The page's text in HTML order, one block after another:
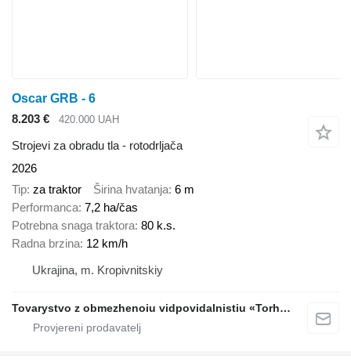
Oscar GRB - 6
8.203 €
420.000 UAH
Strojevi za obradu tla - rotodrljača
2026
Tip za traktor Širina hvatanja 6 m
Performanca 7,2 ha/čas
Potrebna snaga traktora 80 k.s.
Radna brzina 12 km/h
Ukrajina, m. Kropivnitskiy
Tovarystvo z obmezhenoiu vidpovidalnistiu «Torhovyi Dim Ahro Partnery»